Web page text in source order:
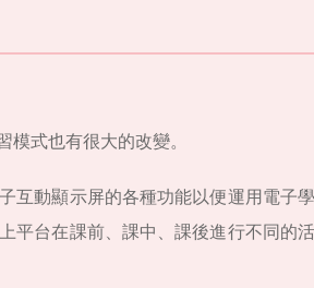
式也有很大的改變。
動顯示屏的各種功能以便運用電子
台在課前、課中、課後進行不同的